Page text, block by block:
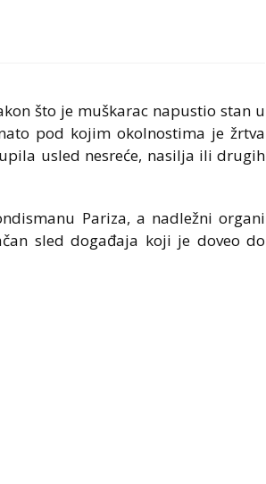
što je muškarac napustio stan u
pod kojim okolnostima je žrtva
usled nesreće, nasilja ili drugih
Pariza, a nadležni organi
sled događaja koji je doveo do